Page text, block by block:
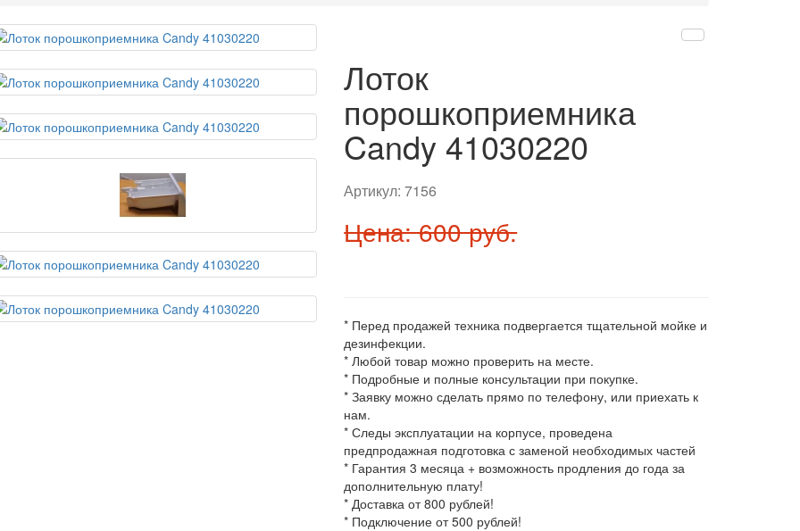
Лоток
порошкоприемника
Candy 41030220
Артикул:7156
Цена: 600 руб.
* Перед продажей техника подвергается тщательной мойке и
дезинфекции.
* Любой товар можно проверить на месте.
* Подробные и полные консультации при покупке.
* Заявку можно сделать прямо по телефону, или приехать к
нам.
* Следы эксплуатации на корпусе, проведена
предпродажная подготовка с заменой необходимых частей
* Гарантия 3 месяца + возможность продления до года за
дополнительную плату!
* Доставка от 800 рублей!
* Подключение от 500 рублей!